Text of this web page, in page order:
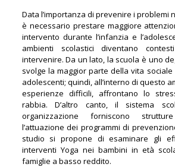
Data l’importanza di prevenire i problemi
è necessario prestare maggiore
intervento durante l’infanzia e
ambienti scolastici diventano
intervenire. Da un lato, la scuola è uno
svolge la maggior parte della vita
adolescenti; quindi, all’interno di questo
esperienze difficili, affrontano lo
rabbia. D’altro canto, il sistema
organizzazione forniscono
l’attuazione dei programmi di
studio si propone di esaminare gli
interventi Yoga nei bambini in età
famiglie a basso reddito.